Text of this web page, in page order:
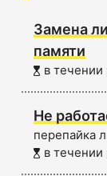
Замена
памяти
в течении
Не
перепайка
в течении